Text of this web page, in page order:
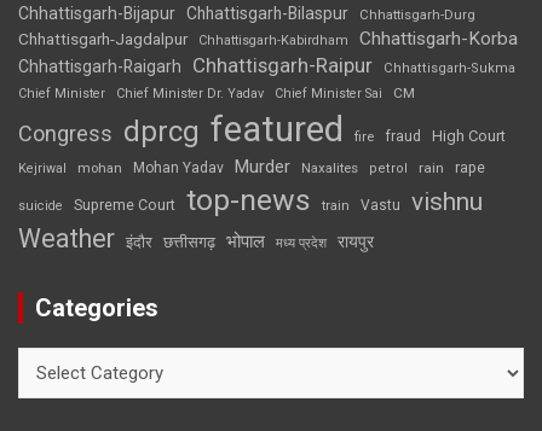
Chhattisgarh-Bijapur Chhattisgarh-Bilaspur Chhattisgarh-Durg
Chhattisgarh-Jagdalpur Chhattisgarh-Kabirdham Chhattisgarh-Korba
Chhattisgarh-Raigarh Chhattisgarh-Raipur
Chhattisgarh-Sukma
Chief Minister
Chief Minister Dr. Yadav Chief Minister Sai CM
Congress dprcg featured fire fraud High Court
Kejriwal mohan Mohan Yadav Murder Naxalites petrol rain rape
suicide Supreme Court top-news train Vastu vishnu
Weather इंदौर छत्तीसगढ़ भोपाल मध्य प्रदेश रायपुर
Categories